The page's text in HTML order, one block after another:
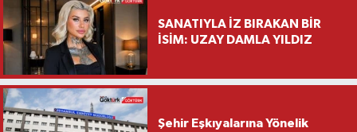
SANATIYLA İZ BIRAKAN BİR
İSİM: UZAY DAMLA YILDIZ
Şehir Eşkıyalarına Yönelik